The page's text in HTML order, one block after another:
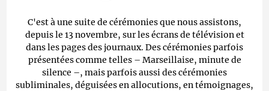
C'est à une suite de cérémonies que nous assistons,
depuis le 13 novembre, sur les écrans de télévision et
dans les pages des journaux. Des cérémonies parfois
présentées comme telles – Marseillaise, minute de
silence –, mais parfois aussi des cérémonies
subliminales, déguisées en allocutions, en témoignages,